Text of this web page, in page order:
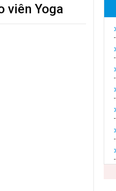
viên Yoga